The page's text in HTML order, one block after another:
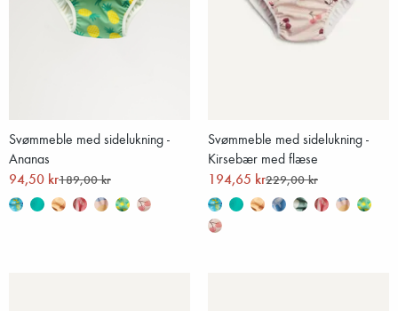
Svømmeble med sidelukning -
Ananas
94,50 kr189,00 kr
Svømmeble med sidelukning -
Kirsebær med flæse
194,65 kr229,00 kr